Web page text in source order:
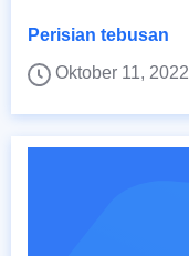
Perisian tebusan
Oktober 11, 2022